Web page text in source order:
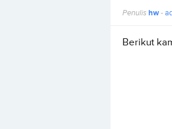
Penulishw-
Berikut